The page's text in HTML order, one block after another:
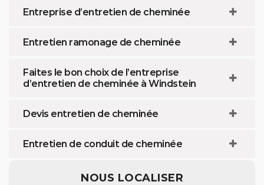
Entreprise d’entretien de cheminée
Entretien ramonage de cheminée
Faites le bon choix de l’entreprise
d’entretien de cheminée à Windstein
Devis entretien de cheminée
Entretien de conduit de cheminée
NOUS LOCALISER